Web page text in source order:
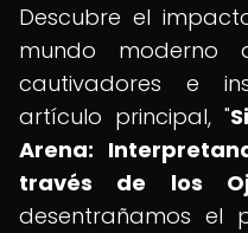
Descubre el
mundo moderno
cautivadores e
artículo principal, "
Arena:
través de los
desentrañamos el